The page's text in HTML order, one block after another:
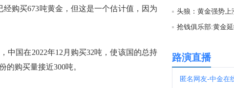
购买673吨黄金，但这是一个估计值，因为
中国在2022年12月购买32吨，使该国的总持
的购买量接近300吨。
03:04:24
头狼：黄金强势上
抢钱俱乐部:黄金
路演直播
匿名网友-中金在